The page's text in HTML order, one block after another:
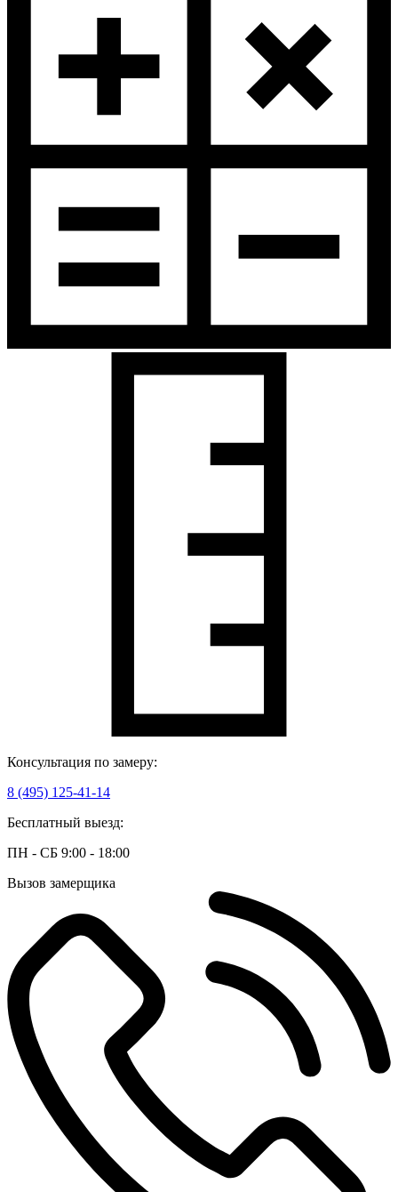
Консультация по замеру:
8 (495) 125-41-14
Бесплатный выезд:
ПН - СБ 9:00 - 18:00
Вызов замерщика